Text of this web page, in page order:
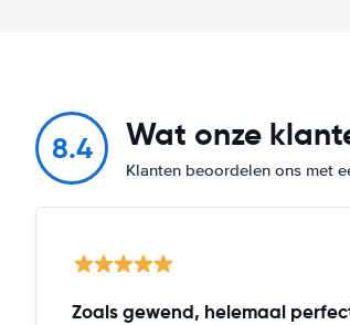
8.4 Wat onze
Klanten beoordelen ons met
Zoals gewend, helemaal